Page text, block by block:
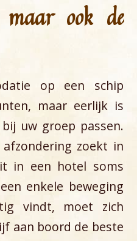
maar ook de
op een schip
maar eerlijk is
uw groep passen.
zoekt in
in een hotel soms
enkele beweging
vindt, moet zich
aan boord de beste